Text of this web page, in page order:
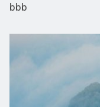
bbb